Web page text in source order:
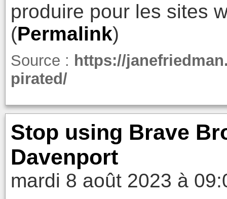
produire pour les sites
(Permalink)
Source : https://
pirated/
Stop using Brave
Davenport
mardi 8 août 2023 à